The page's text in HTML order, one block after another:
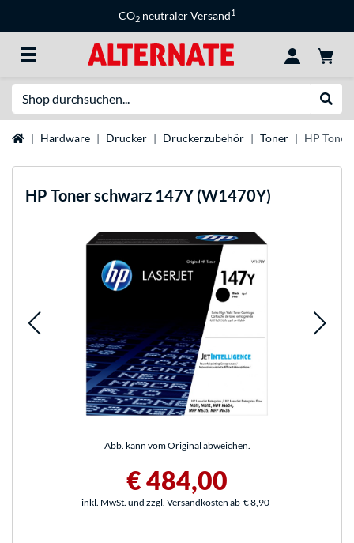
CO2 neutraler Versand1
StartseiteHardware Drucker Druckerzubehör Toner HP
HP Toner schwarz 147Y (W1470Y)
Abb. kann vom Original abweichen.
€ 484,00
inkl. MwSt. und zzgl. Versandkosten ab € 8,90